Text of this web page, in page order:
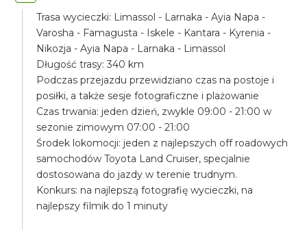
Trasa wycieczki: Limassol - Larnaka - Ayia Napa -
Varosha - Famagusta - Iskele - Kantara - Kyrenia -
Nikozja - Ayia Napa - Larnaka - Limassol
Długość trasy: 340 km
Podczas przejazdu przewidziano czas na postoje i
posiłki, a także sesje fotograficzne i plażowanie
Czas trwania: jeden dzień, zwykle 09:00 - 21:00 w
sezonie zimowym 07:00 - 21:00
Środek lokomocji: jeden z najlepszych off roadowych
samochodów Toyota Land Cruiser, specjalnie
dostosowana do jazdy w terenie trudnym.
Konkurs: na najlepszą fotografię wycieczki, na
najlepszy filmik do 1 minuty